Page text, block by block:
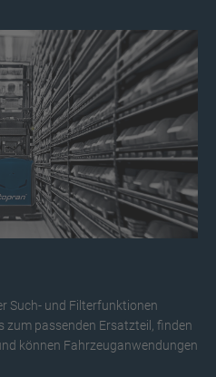
Such- und Filterfunktionen
zum passenden Ersatzteil, finden
können Fahrzeuganwendungen